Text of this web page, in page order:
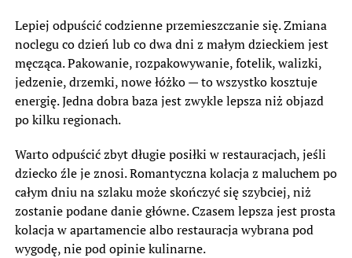
Lepiej odpuścić codzienne przemieszczanie się. Zmiana
noclegu co dzień lub co dwa dni z małym dzieckiem jest
męcząca. Pakowanie, rozpakowywanie, fotelik, walizki,
jedzenie, drzemki, nowe łóżko — to wszystko kosztuje
energię. Jedna dobra baza jest zwykle lepsza niż objazd
po kilku regionach.
Warto odpuścić zbyt długie posiłki w restauracjach, jeśli
dziecko źle je znosi. Romantyczna kolacja z maluchem po
całym dniu na szlaku może skończyć się szybciej, niż
zostanie podane danie główne. Czasem lepsza jest prosta
kolacja w apartamencie albo restauracja wybrana pod
wygodę, nie pod opinie kulinarne.